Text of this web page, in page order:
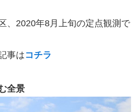
、2020年8月上旬の定点観測で
事はコチラ
全景